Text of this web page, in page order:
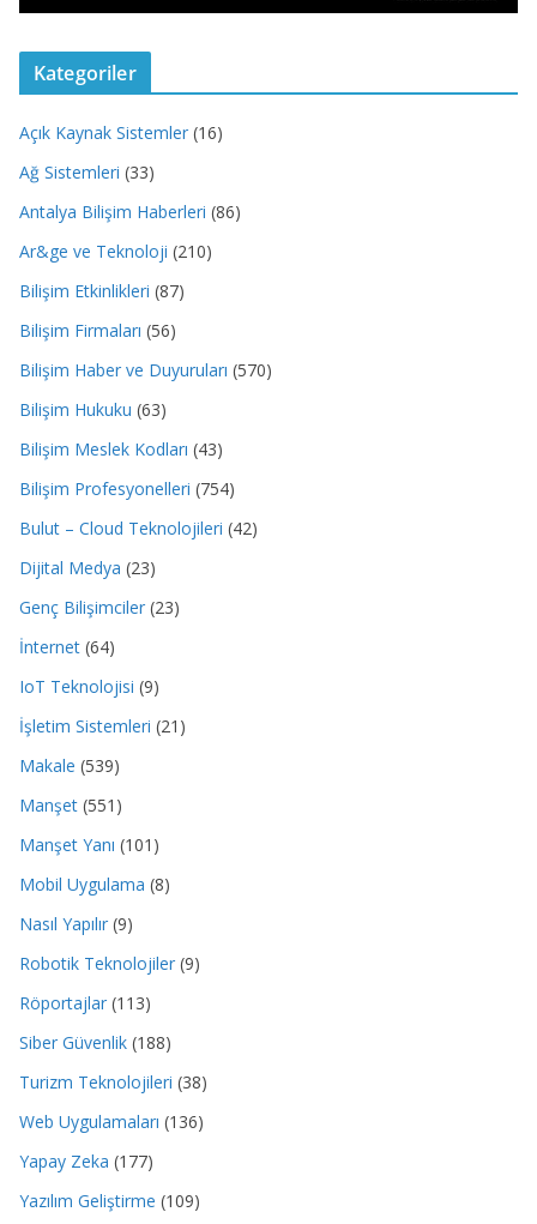
Kategoriler
Açık Kaynak Sistemler (16)
Ağ Sistemleri (33)
Antalya Bilişim Haberleri (86)
Ar&ge ve Teknoloji (210)
Bilişim Etkinlikleri (87)
Bilişim Firmaları (56)
Bilişim Haber ve Duyuruları (570)
Bilişim Hukuku (63)
Bilişim Meslek Kodları (43)
Bilişim Profesyonelleri (754)
Bulut – Cloud Teknolojileri (42)
Dijital Medya (23)
Genç Bilişimciler (23)
İnternet (64)
IoT Teknolojisi (9)
İşletim Sistemleri (21)
Makale (539)
Manşet (551)
Manşet Yanı (101)
Mobil Uygulama (8)
Nasıl Yapılır (9)
Robotik Teknolojiler (9)
Röportajlar (113)
Siber Güvenlik (188)
Turizm Teknolojileri (38)
Web Uygulamaları (136)
Yapay Zeka (177)
Yazılım Geliştirme (109)